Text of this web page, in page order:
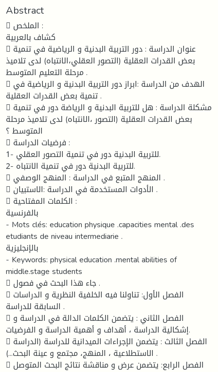
Abstract
 الملخص :
كشاف بالعربية
 عنوان الدراسة : دور التربية البدنية و الرياضية في تنمية
بعض القدرات العقلية (التصور العقلي،الانتباه) لدى تلاميذ
مرحلة التعليم المتوسط .
 الهدف من الدراسة :ابراز دور التربية البدنية و الرياضية في
تنمية بعض القدرات العقلية .
 مشكلة الدراسة : هل للتربية البدنية و الرياضة دور في تنمية
بعض القدرات العقلية (التصور ،الانتباه) لدى تلاميذ مرحلة
المتوسط ؟
 فرضيات الدراسة :
1- للتربية البدنية دور في تنمية التصور العقلي.
2- للتربية البدنية دور في تنمية الانتباه.
 المنهج المتبع في الدراسة : المنهج الوصفي .
 الأدوات المستخدمة في الدراسة :الاستبيان .
 الكلمات المفتاحية :
بالفرنسية
- Mots clés: education physique .capacities mental .des
etudiants de niveau intermediarie .
بالإنجليزية
- Keywords: physical education .mental abilities of
middle.stage students
 جاء هذا البحث في فصول .
 الفصل الأول: تناولنا فيه الخلفية النظرية و الدراسات
السابقة للدراسة .
 الفصل الثاني : يتضمن الكلمات الدالة في الدراسة و
إشكالية الدراسة ، أهداف و أهمية الدراسة و الفرضيات.
 الفصل الثالث : يتضمن الإجراءات الميدانية للدراسة (الدراسة
الاستطلاعية ، المنهج، مجتمع و عينة البحث...) .
 الفصل الرابع: يتضمن عرض و مناقشة نتائج البحث المتوصل